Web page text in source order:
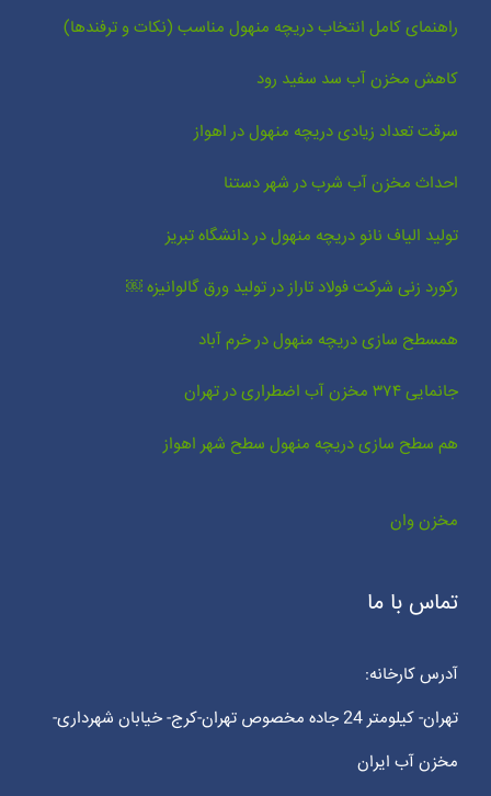
راهنمای کامل انتخاب دریچه منهول مناسب (نکات و ترفندها)
کاهش مخزن آب سد سفید رود
سرقت تعداد زیادی دریچه منهول در اهواز
احداث مخزن آب شرب در شهر دستنا
تولید الیاف نانو دریچه منهول در دانشگاه تبریز
رکورد زنی شرکت فولاد تاراز در تولید ورق گالوانیزه ￼
همسطح سازی دریچه منهول در خرم آباد
جانمایی ۳۷۴ مخزن آب اضطراری در تهران
هم سطح سازی دریچه منهول سطح شهر اهواز
مخزن وان
تماس با ما
آدرس کارخانه:
تهران- کیلومتر 24 جاده مخصوص تهران-کرج- خیابان شهرداری-
مخزن آب ایران